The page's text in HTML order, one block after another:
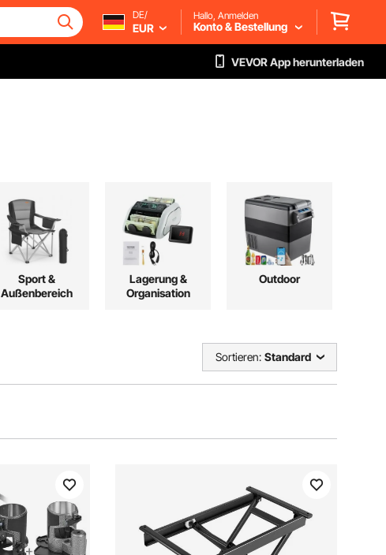
DE/
EUR
Hallo, Anmelden
Konto & Bestellung
VEVOR App herunterladen
Sport &
Außenbereich
Lagerung &
Organisation
Outdoor
Sortieren: Standard